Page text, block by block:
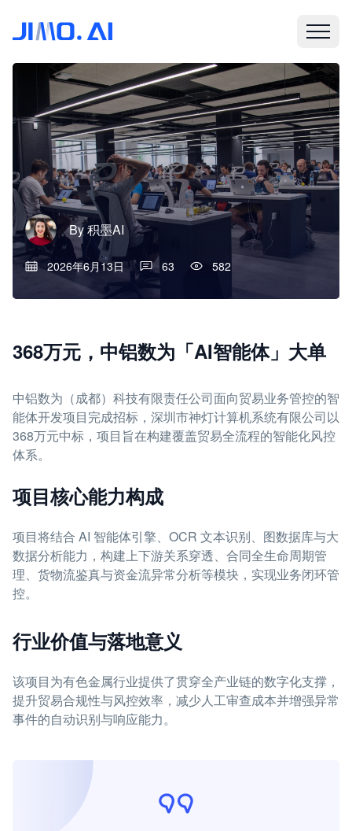
By积墨AI
2026年6月13日 63 582
368万元，中铝数为「AI智能体」大单
中铝数为（成都）科技有限责任公司面向贸易业务管控的智
能体开发项目完成招标，深圳市神灯计算机系统有限公司以
368万元中标，项目旨在构建覆盖贸易全流程的智能化风控
体系。
项目核心能力构成
项目将结合 AI 智能体引擎、OCR 文本识别、图数据库与大
数据分析能力，构建上下游关系穿透、合同全生命周期管
理、货物流鉴真与资金流异常分析等模块，实现业务闭环管
控。
行业价值与落地意义
该项目为有色金属行业提供了贯穿全产业链的数字化支撑，
提升贸易合规性与风控效率，减少人工审查成本并增强异常
事件的自动识别与响应能力。